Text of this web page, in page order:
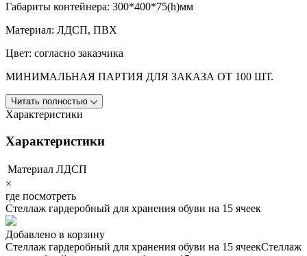
Габариты контейнера: 300*400*75(h)мм
Материал: ЛДСП, ПВХ
Цвет: согласно заказчика
МИНИМАЛЬНАЯ ПАРТИЯ ДЛЯ ЗАКАЗА ОТ 100 ШТ.
Читать полностью
Характеристики
Характеристики
Материал ЛДСП
×
где посмотреть
Стеллаж гардеробный для хранения обуви на 15 ячеек
Добавлено в корзину
Стеллаж гардеробный для хранения обуви на 15 ячеекСтеллаж